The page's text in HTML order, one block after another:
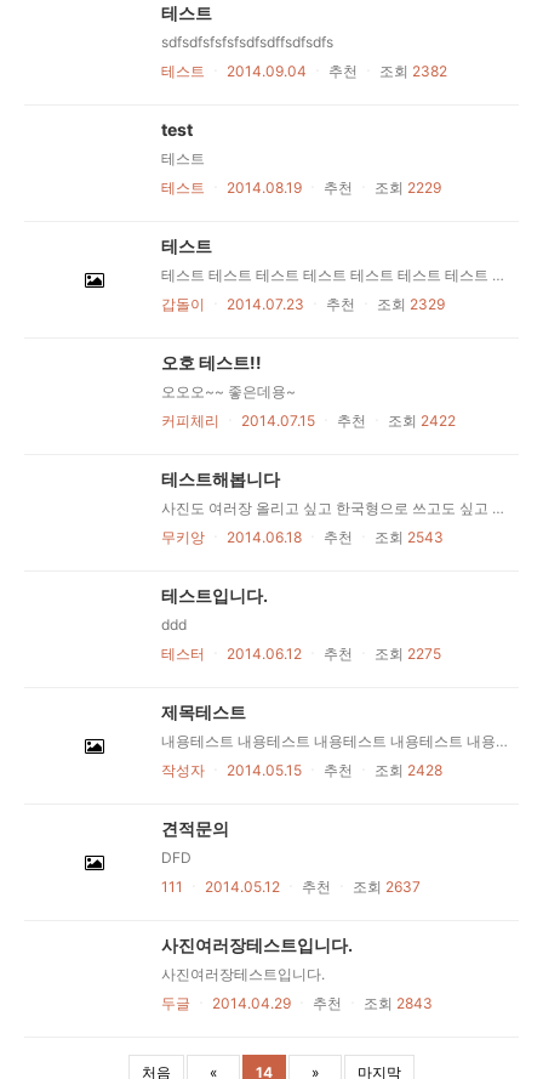
테스트
sdfsdfsfsfsfsdfsdffsdfsdfs
테스트
2014.09.04 추천 조회 2382
test
테스트
테스트
2014.08.19 추천 조회 2229
테스트
테스트 테스트 테스트 테스트 테스트 테스트 테스트 테스트
갑돌이
2014.07.23 추천 조회 2329
오호 테스트!!
오오오~~ 좋은데용~
커피체리
2014.07.15 추천 조회 2422
테스트해봅니다
사진도 여러장 올리고 싶고 한국형으로 쓰고도 싶고 이게 최선인듯... 중간중간에 글은 못올리낭
무키앙
2014.06.18 추천 조회 2543
테스트입니다.
ddd
테스터
2014.06.12 추천 조회 2275
제목테스트
내용테스트 내용테스트 내용테스트 내용테스트 내용테스트 내용테스트 내용테스트 내용테스트
작성자
2014.05.15 추천 조회 2428
견적문의
DFD
111
2014.05.12 추천 조회 2637
사진여러장테스트입니다.
사진여러장테스트입니다.
두글
2014.04.29 추천 조회 2843
처음 « 14 » 마지막